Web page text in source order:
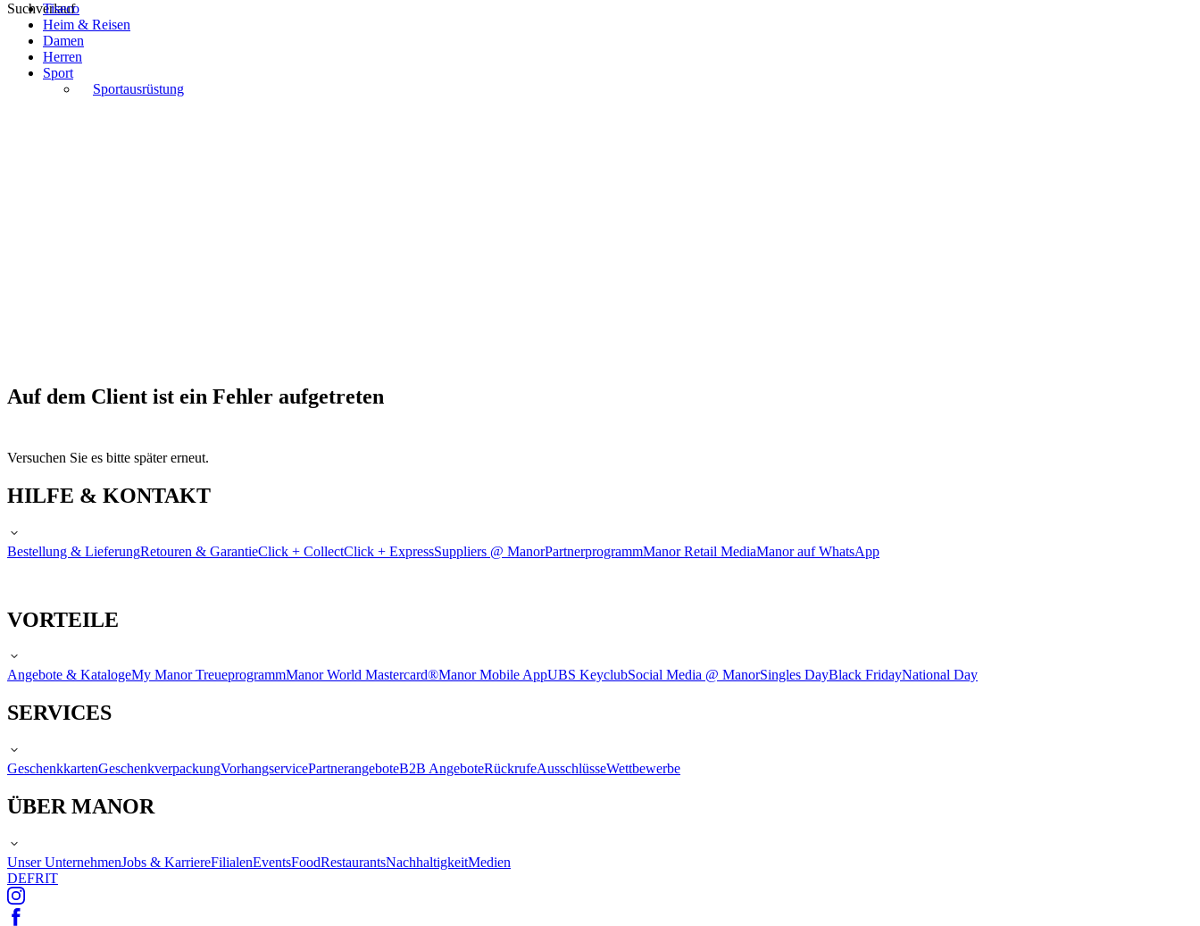
Suchverlauf
Tiseco
Heim & Reisen
Damen
Herren
Sport
Sportausrüstung
Auf dem Client ist ein Fehler aufgetreten
Versuchen Sie es bitte später erneut.
HILFE & KONTAKT
Bestellung & LieferungRetouren & GarantieClick + CollectClick + ExpressSuppliers @ ManorPartnerprogrammManor Retail MediaManor auf WhatsApp
VORTEILE
Angebote & KatalogeMy Manor TreueprogrammManor World Mastercard®Manor Mobile AppUBS KeyclubSocial Media @ ManorSingles DayBlack FridayNational Day
SERVICES
GeschenkkartenGeschenkverpackungVorhangservicePartnerangeboteB2B AngeboteRückrufeAusschlüsseWettbewerbe
ÜBER MANOR
Unser UnternehmenJobs & KarriereFilialenEventsFoodRestaurantsNachhaltigkeitMedien
DEFRIT